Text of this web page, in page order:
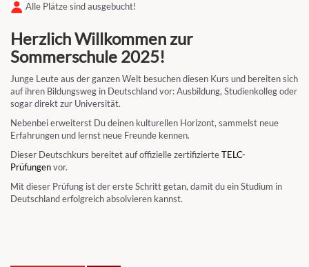
Alle Plätze sind ausgebucht!
Herzlich Willkommen zur
Sommerschule 2025!
Junge Leute aus der ganzen Welt besuchen diesen Kurs und bereiten sich
auf ihren Bildungsweg in Deutschland vor: Ausbildung, Studienkolleg oder
sogar direkt zur Universität.
Nebenbei erweiterst Du deinen kulturellen Horizont, sammelst neue
Erfahrungen und lernst neue Freunde kennen.
Dieser Deutschkurs bereitet auf offizielle zertifizierteTELC-
Prüfungenvor.
Mit dieser Prüfung ist der erste Schritt getan, damit du ein Studium in
Deutschland erfolgreich absolvieren kannst.